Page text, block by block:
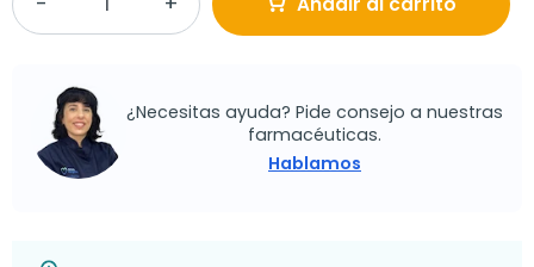
¿Necesitas ayuda? Pide consejo a nuestras
farmacéuticas.
Hablamos